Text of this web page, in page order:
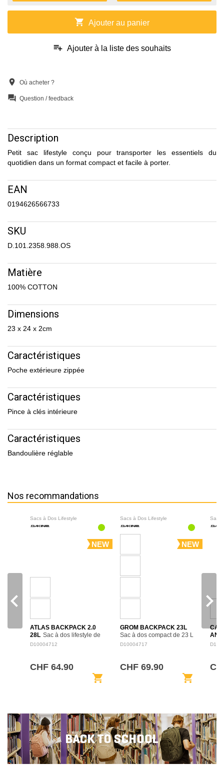
shopping_cart Ajouter au panier
playlist_add Ajouter à la liste des souhaits
location_on Où acheter ?
question_answer Question / feedback
Description
Petit sac lifestyle conçu pour transporter les essentiels du
quotidien dans un format compact et facile à porter.
EAN
0194626566733
SKU
D.101.2358.988.OS
Matière
100% COTTON
Dimensions
23 x 24 x 2cm
Caractéristiques
Poche extérieure zippée
Caractéristiques
Pince à clés intérieure
Caractéristiques
Bandoulière réglable
Nos recommandations
Sacs à Dos Lifestyle
NEW
ATLAS BACKPACK 2.0
28L Sac à dos lifestyle de
28 L, conçu pour les trajets
facilite le rangement des
D10004712
CHF 64.90
shopping_cart
Sacs à Dos Lifestyle
NEW
GROM BACKPACK 23L
Sac à dos compact de 23 L
adapté aux jeunes
l’école, les sorties et les
D10004717
CHF 69.90
shopping_cart
Sacs
fête
navigate_before navigate_next